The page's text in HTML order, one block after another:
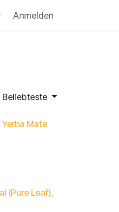
Anmelden
Beliebteste
Mate
(Pure Leaf),